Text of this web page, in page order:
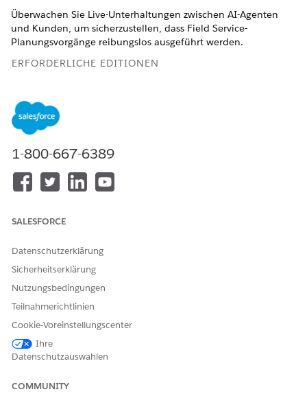
Überwachen Sie Live-Unterhaltungen zwischen AI-Agenten
und Kunden, um sicherzustellen, dass Field Service-
Planungsvorgänge reibungslos ausgeführt werden.
ERFORDERLICHE EDITIONEN
Verfügbarkeit:
Developer
ServiceEdition.
nur verfügbar, wenn das verwaltete Field Service-Paket
installiert ist.
Erste Schritte mit der Agentforce Scheduling Supervisor-
Ansicht im neuen Agentforce Builder für Field Service
Supervisor-Ansicht.
für Field Service im neuen Agentforce Builder
1-800-667-6389
SALESFORCE
Datenschutzerklärung
Sicherheitserklärung
Nutzungsbedingungen
Teilnahmerichtlinien
Cookie-Voreinstellungscenter
Ihre
Datenschutzauswahlen
COMMUNITY